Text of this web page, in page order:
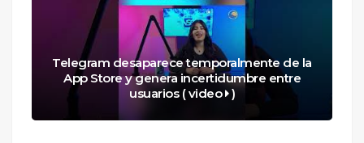
Telegram desaparece temporalmente de la
App Store y genera incertidumbre entre
usuarios ( video )